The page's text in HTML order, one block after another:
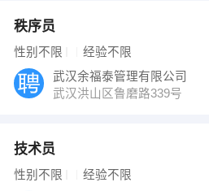
秩序员
性别不限 经验不限
武汉余福泰管理有限公司
武汉洪山区鲁磨路339号
技术员
性别不限 经验不限